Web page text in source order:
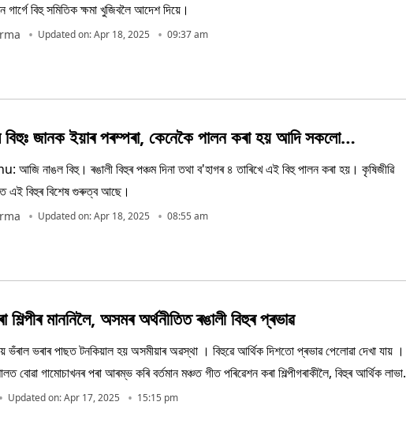
বিহু সমিতিক ক্ষমা খুজিবলৈ আদেশ দিয়ে।
Updated on: Apr 18, 2025 09:37 am
জানক ইয়াৰ পৰম্পৰা, কেনেকৈ পালন কৰা হয় আদি সকলো…
নাঙল বিহু। ৰঙালী বিহুৰ পঞ্চম দিনা তথা ব'হাগৰ ৪ তাৰিখে এই বিহু পালন কৰা হয়। কৃষিজীৱি
এই বিহুৰ বিশেষ গুৰুত্ব আছে।
Updated on: Apr 18, 2025 08:55 am
শিল্পীৰ মাননিলৈ, অসমৰ অৰ্থনীতিত ৰঙালী বিহুৰ প্ৰভাৱ
ভঁৰাল ভৰাৰ পাছত টনকিয়াল হয় অসমীয়াৰ অৱস্থা । বিহুৱে আৰ্থিক দিশতো প্ৰভাৱ পেলোৱা দেখা যায় ।
বোৱা গামোচাখনৰ পৰা আৰম্ভ কৰি বৰ্তমান মঞ্চত গীত পৰিৱেশন কৰা শিল্পীগৰাকীলৈ, বিহুৰ আৰ্থিক লাভা-
আছে । সেয়াও আমি আলোচনা কৰা উচিত ।
Updated on: Apr 17, 2025 15:15 pm